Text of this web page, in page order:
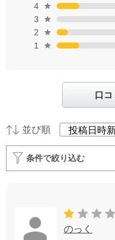
4
3
2
1
口コ
並び順
条件で絞り込む
のっく